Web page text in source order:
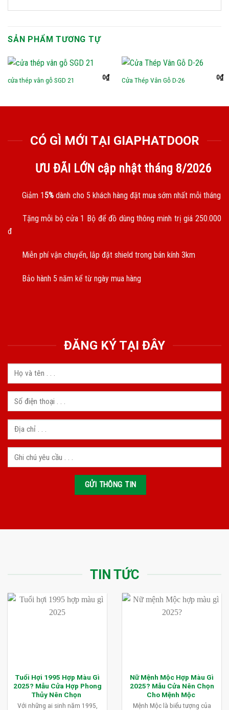
SẢN PHẨM TƯƠNG TỰ
cửa thép vân gỗ SGD 21 0₫ Cửa Thép Vân Gỗ D-26 0₫
CÓ GÌ MỚI TẠI GIAPHATDOOR
ƯU ĐÃI LỚN cập nhật tháng 8/2026
Giảm 15% dành cho 5 khách hàng đặt mua sớm nhất mỗi tháng
Tặng mỗi bộ cửa 1 Bộ để đồ dùng thông minh trị giá 250.000
đ
Miễn phí vận chuyển, lắp đặt shield trong bán kính 3km
Bảo hành 5 năm kể từ ngày mua hàng
ĐĂNG KÝ TẠI ĐÂY
TIN TỨC
Tuổi Hợi 1995 Hợp Màu Gì
2025? Mẫu Cửa Hợp Phong
Thủy Nên Chọn
Với những ai sinh năm 1995,
Nữ Mệnh Mộc Hợp Màu Gì
2025? Mẫu Cửa Nên Chọn
Cho Mệnh Mộc
Mệnh Mộc là biểu tượng của